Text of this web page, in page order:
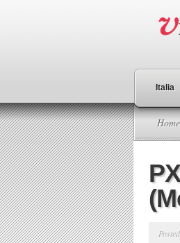
Italia
Home